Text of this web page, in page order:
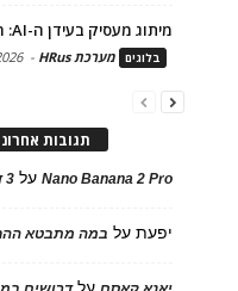
מיתוג מעסיק בעידן ה-AI: המנוע הכלכלי של גיוס ושימור טלנטים
בלוגים מערכת HRus -
תגובות
Nano Banana 2 Proעל 3 דרכים לבניית ביטחון עצמי של עובדים
יפעתעל במה מתבטא